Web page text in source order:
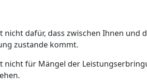
nicht dafür, dass zwischen Ihnen
zustande kommt.
nicht für Mängel der